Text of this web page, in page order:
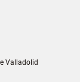
Valladolid